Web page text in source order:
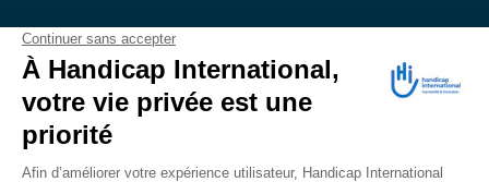
VOTRE DONEN ACTION
Grâce à vous, en 2024, 604.716 personnes ont
bénéficié d’appareillage et d’activités de réadaptation.
Merci pour votre générosité.